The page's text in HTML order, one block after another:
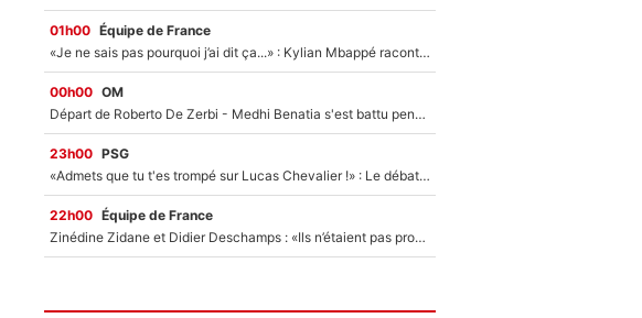
01h00 Équipe de France
«Je ne sais pas pourquoi j’ai dit ça...» : Kylian Mbappé raconte sa première rencontre avec Zinédine Zidane (et c’est très drôle)
00h00 OM
Départ de Roberto De Zerbi - Medhi Benatia s'est battu pendant six mois pour le retenir à l'OM, le PSG a été le naufrage de trop : «Je pars avec toi»
23h00 PSG
«Admets que tu t'es trompé sur Lucas Chevalier !» : Le débat sur le gardien du PSG vire au clash à l'After Foot
22h00 Équipe de France
Zinédine Zidane et Didier Deschamps : «Ils n’étaient pas proches», les confidences d’un membre de l’équipe de France 1998 sur leur relation spéciale